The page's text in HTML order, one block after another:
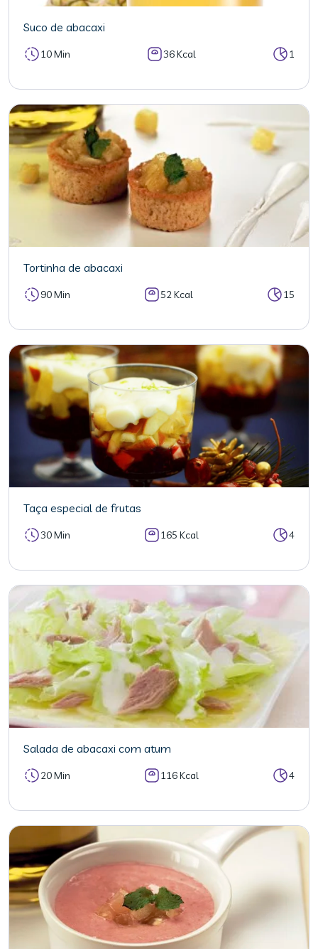
Suco de abacaxi
10 Min 36 Kcal 1
Tortinha de abacaxi
90 Min 52 Kcal 15
Taça especial de frutas
30 Min 165 Kcal 4
Salada de abacaxi com atum
20 Min 116 Kcal 4